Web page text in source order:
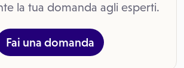
la tua domanda agli esperti.
Fai una domanda